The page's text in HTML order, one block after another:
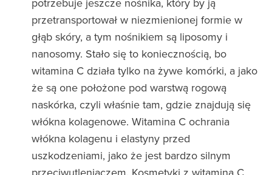
przetransportował w niezmienionej formie w
głąb skóry, a tym nośnikiem są liposomy i
nanosomy. Stało się to koniecznością, bo
witamina C działa tylko na żywe komórki, a jako
że są one położone pod warstwą rogową
naskórka, czyli właśnie tam, gdzie znajdują się
włókna kolagenowe. Witamina C ochrania
włókna kolagenu i elastyny przed
uszkodzeniami, jako że jest bardzo silnym